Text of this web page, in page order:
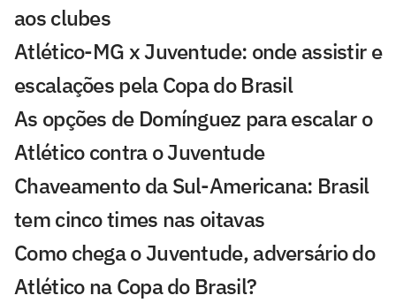
aos clubes
Atlético-MG x Juventude: onde assistir e
escalações pela Copa do Brasil
As opções de Domínguez para escalar o
Atlético contra o Juventude
Chaveamento da Sul-Americana: Brasil
tem cinco times nas oitavas
Como chega o Juventude, adversário do
Atlético na Copa do Brasil?